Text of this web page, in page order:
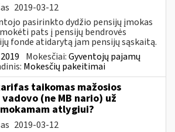
2019-03-12
pasirinkto dydžio pensijų įmokas
pats į pensijų bendrovės
fonde atidarytą jam pensijų sąskaitą.
2019 Mokesčiai:Gyventojų pajamų
Mokesčių pakeitimai
taikomas mažosios
(ne MB nario) už
atlygiui?
2019-03-12